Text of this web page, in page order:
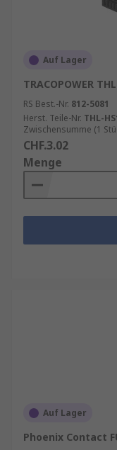
Auf Lager
TRACOPOWER
RS Best.-Nr. 812-5081
Herst. Teile-Nr. THL-
Zwischensumme (1
CHF.3.02
Menge
Auf Lager
Phoenix Contact